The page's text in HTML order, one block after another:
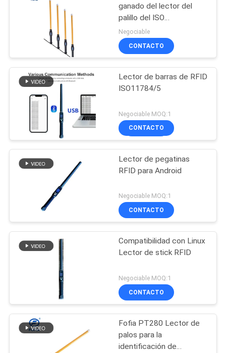
ganado del lector del
palillo del ISO
11784/11785 LF RFID
con almacenamiento de
datos grande
Negociable
CONTACTO
Lector de barras de RFID
ISO11784/5
Negociable MOQ:1
CONTACTO
Lector de pegatinas
RFID para Android
Negociable MOQ:1
CONTACTO
Compatibilidad con Linux
Lector de stick RFID
Negociable MOQ:1
CONTACTO
Fofia PT280 Lector de
palos para la
identificación de